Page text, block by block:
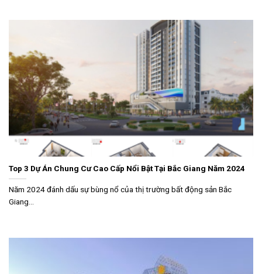
Top 3 Dự Án Chung Cư Cao Cấp Nổi Bật Tại Bắc Giang Năm 2024
Năm 2024 đánh dấu sự bùng nổ của thị trường bất động sản Bắc
Giang...